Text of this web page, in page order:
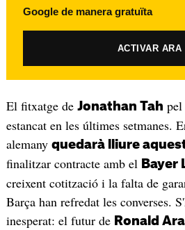
Google de manera gratuïta
ACTIVAR
El fitxatge de Jonathan Tah pel
estancat en les últimes setmanes.
alemany quedarà lliure
finalitzar contracte amb el Bayer
creixent cotització i la falta de
Barça han refredat les converses.
inesperat: el futur de Ronald